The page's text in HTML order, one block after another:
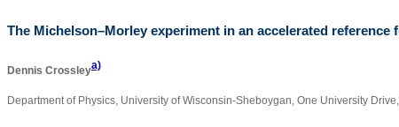
The Michelson–Morley experiment in an accelerated reference
Dennis Crossleya)
Department of Physics, University of Wisconsin-Sheboygan, One University